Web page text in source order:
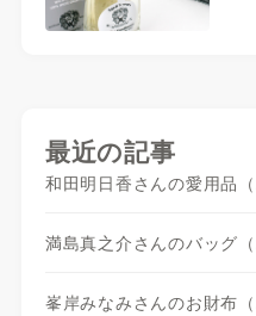
最近の記事
和田明日香さんの愛用品
満島真之介さんのバッグ
峯岸みなみさんのお財布